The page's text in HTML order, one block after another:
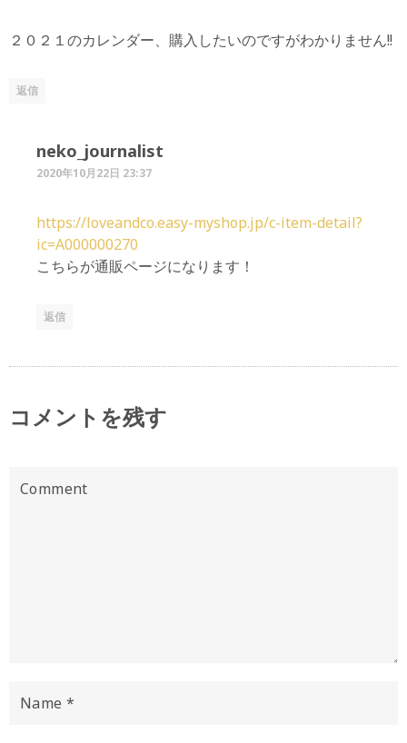
２０２１のカレンダー、購入したいのですがわかりません!!
返信
neko_journalist
2020年10月22日 23:37
https://loveandco.easy-myshop.jp/c-item-detail?
ic=A000000270
こちらが通販ページになります！
返信
コメントを残す